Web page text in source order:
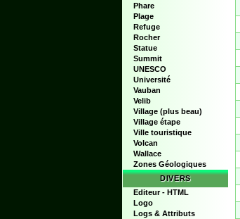
Phare
Plage
Refuge
Rocher
Statue
Summit
UNESCO
Université
Vauban
Velib
Village (plus beau)
Village étape
Ville touristique
Volcan
Wallace
Zones Géologiques
DIVERS
Editeur - HTML
Logo
Logs & Attributs